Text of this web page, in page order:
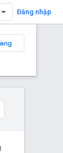
Đăng nhập